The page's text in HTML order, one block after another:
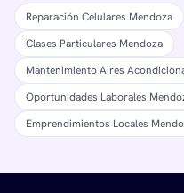
Reparación Celulares Mendoza
Clases Particulares Mendoza
Mantenimiento Aires
Oportunidades Laborales
Emprendimientos Locales